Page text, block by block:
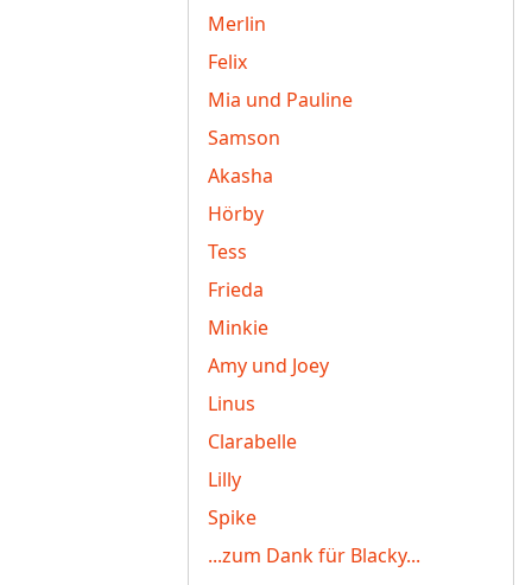
Merlin
Felix
Mia und Pauline
Samson
Akasha
Hörby
Tess
Frieda
Minkie
Amy und Joey
Linus
Clarabelle
Lilly
Spike
...zum Dank für Blacky...